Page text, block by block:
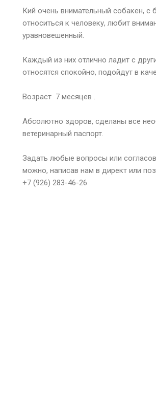
Кий очень внимательный собакен, с
относиться к человеку, любит
уравновешенный.
Каждый из них отлично ладит с
относятся спокойно, подойдут в
Возраст 7 месяцев .
Абсолютно здоров, сделаны все
ветеринарный паспорт.
Задать любые вопросы или
можно, написав нам в директ или
+7 (926) 283-46-26